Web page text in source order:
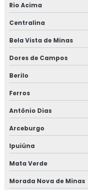
Rio Acima
Centralina
Bela Vista de Minas
Dores de Campos
Berilo
Ferros
Antônio Dias
Arceburgo
Ipuiúna
Mata Verde
Morada Nova de Minas